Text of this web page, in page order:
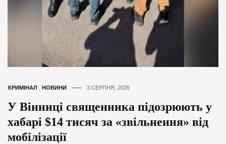
КРИМІНАЛ НОВИНИ 3 СЕРПНЯ, 2026
У Вінниці священника підозрюють у
хабарі $14 тисяч за «звільнення» від
мобілізації